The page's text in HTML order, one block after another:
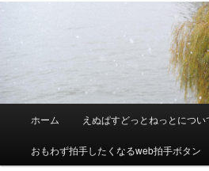
メ
ホーム えぬぱすどっとねっとについ
おもわず拍手したくなるweb拍手ボタン